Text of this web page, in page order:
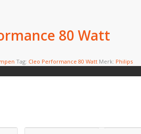
80 Watt
Tag: Cleo Performance 80 Watt Merk: Philips